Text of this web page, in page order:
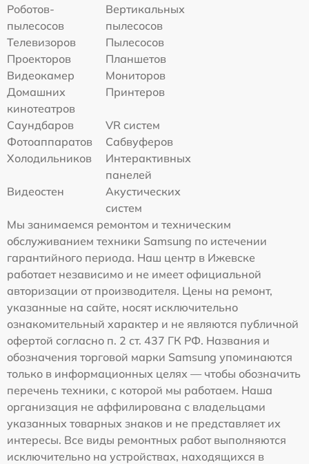
Роботов-
пылесосов
Вертикальных
пылесосов
Телевизоров
Пылесосов
Проекторов
Планшетов
Видеокамер
Мониторов
Домашних
кинотеатров
Принтеров
Саундбаров
VR систем
Фотоаппаратов
Сабвуферов
Холодильников
Интерактивных
панелей
Видеостен
Акустических
систем
Мы занимаемся ремонтом и техническим
обслуживанием техники Samsung по истечении
гарантийного периода. Наш центр в Ижевске
работает независимо и не имеет официальной
авторизации от производителя. Цены на ремонт,
указанные на сайте, носят исключительно
ознакомительный характер и не являются публичной
офертой согласно п. 2 ст. 437 ГК РФ. Названия и
обозначения торговой марки Samsung упоминаются
только в информационных целях — чтобы обозначить
перечень техники, с которой мы работаем. Наша
организация не аффилирована с владельцами
указанных товарных знаков и не представляет их
интересы. Все виды ремонтных работ выполняются
исключительно на устройствах, находящихся в